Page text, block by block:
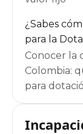
¿Sabes
para la
Conocer la
Colombia:
para